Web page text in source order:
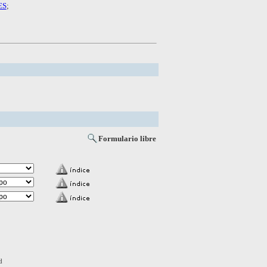
;
Formulario libre